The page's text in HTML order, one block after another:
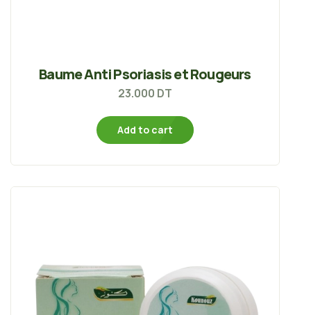
Baume Anti Psoriasis et Rougeurs
23.000 DT
Add to cart